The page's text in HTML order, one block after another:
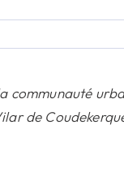
communauté
de